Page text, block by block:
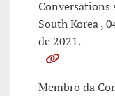
Conversations
South Korea ,
de 2021.
Membro da